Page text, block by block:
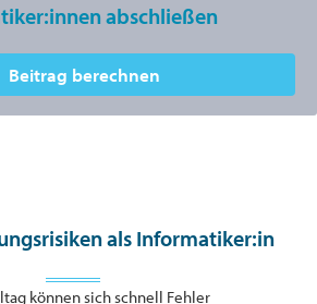
abschließen
Beitrag berechnen
als Informatiker:in
können sich schnell Fehler